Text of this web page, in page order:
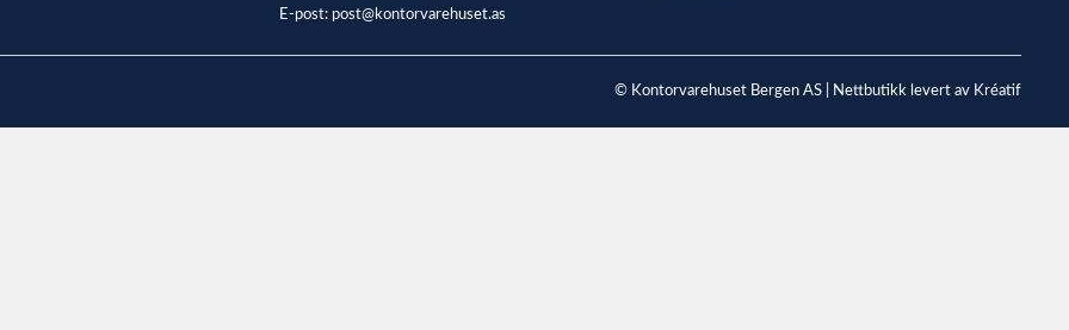
E-post: post@kontorvarehuset.as
© Kontorvarehuset Bergen AS | Nettbutikk levert av Kréatif